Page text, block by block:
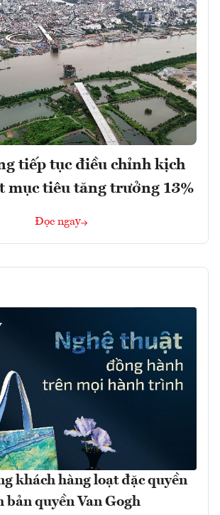
tiếp tục điều chỉnh kịch
mục tiêu tăng trưởng 13%
Đọc ngay
khách hàng loạt đặc quyền
bản quyền Van Gogh